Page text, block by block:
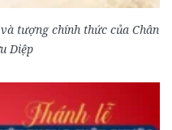
tượng chính thức của Chân
Diệp